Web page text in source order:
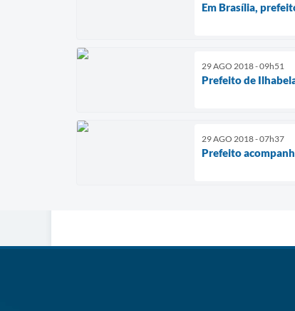
Em Brasília,
29 AGO 2018 - 09h51
Prefeito de
29 AGO 2018 - 07h37
Prefeito